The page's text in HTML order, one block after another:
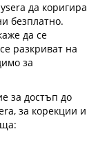
да коригира
безплатно.
да се
разкриват на
за
за достъп до
за корекции и